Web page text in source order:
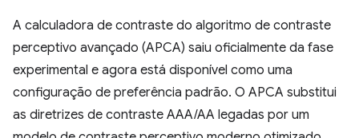
A calculadora de contraste do algoritmo de contraste
perceptivo avançado (APCA) saiu oficialmente da fase
experimental e agora está disponível como uma
configuração de preferência padrão. O APCA substitui
as diretrizes de contraste AAA/AA legadas por um